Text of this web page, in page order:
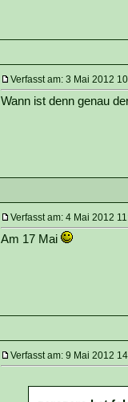
Verfasst am: 3 Mai 2012
Wann ist denn genau
Verfasst am: 4 Mai 2012
Am 17 Mai
Verfasst am: 9 Mai 2012